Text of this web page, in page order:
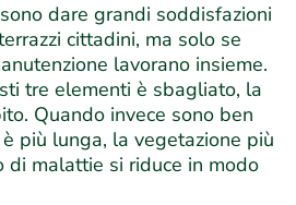
dare grandi soddisfazioni
cittadini, ma solo se
lavorano insieme.
tre elementi è sbagliato, la
Quando invece sono ben
più lunga, la vegetazione più
di malattie si riduce in modo